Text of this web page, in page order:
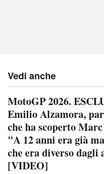
Vedi anche
MotoGP 2026.
Emilio Alzamora,
che ha scoperto
"A 12 anni era già
che era diverso
[VIDEO]